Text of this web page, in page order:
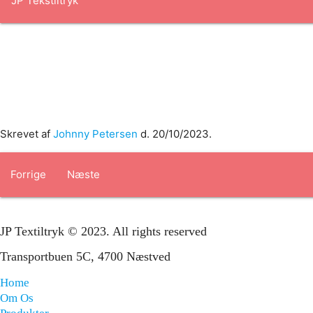
Skrevet af Johnny Petersen d. 20/10/2023.
Forrige Næste
JP Textiltryk © 2023. All rights reserved
Transportbuen 5C, 4700 Næstved
Home
Om Os